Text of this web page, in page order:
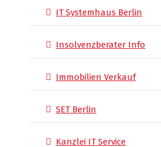
IT Systemhaus Berlin
Insolvenzberater Info
Immobilien Verkauf
SET Berlin
Kanzlei IT Service